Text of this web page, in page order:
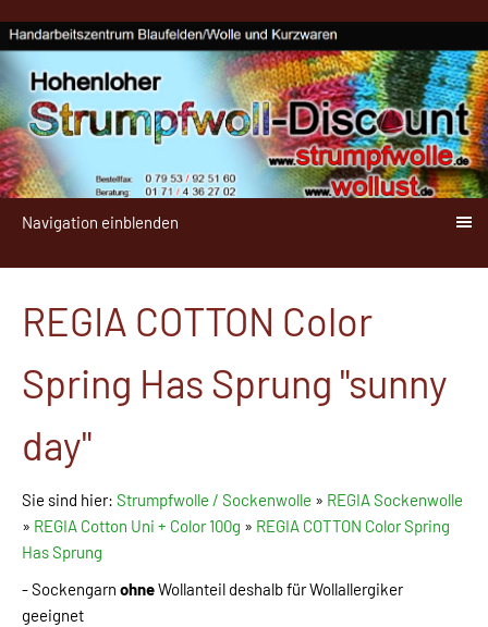
Navigation einblenden
REGIA COTTON Color
Spring Has Sprung "sunny
day"
Sie sind hier: Strumpfwolle / Sockenwolle » REGIA Sockenwolle
» REGIA Cotton Uni + Color 100g » REGIA COTTON Color Spring
Has Sprung
- Sockengarn ohneWollanteil deshalb für Wollallergiker
geeignet